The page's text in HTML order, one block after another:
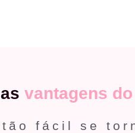
vantagens
fácil se